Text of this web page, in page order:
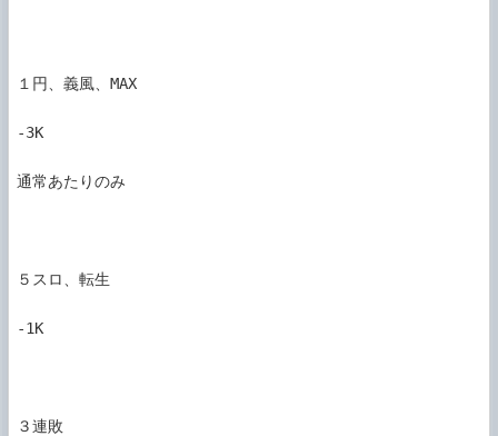
１円、義風、MAX
-3K
通常あたりのみ
５スロ、転生
-1K
３連敗